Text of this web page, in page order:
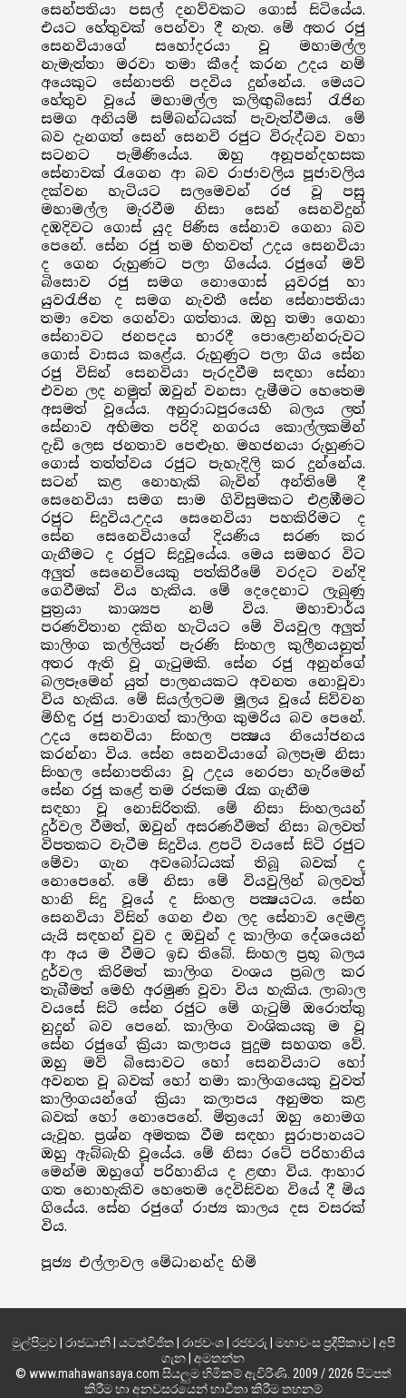
සෙන්පතියා පසල් දනව්වකට ගොස් සිටියේය.
එයට හේතුවක් පෙන්වා දී නැත. මේ අතර රජු
සෙනවියාගේ සහෝදරයා වූ මහාමල්ල
නැමැත්තා මරවා තමා කීදේ කරන උදය නම්
අයෙකුට සේනාපති පදවිය දුන්නේය. මෙයට
හේතුව වූයේ මහාමල්ල කලිඟුබිසෝ රැජින
සමග අනියම් සම්බන්ධයක් පැවැත්වීමය. මේ
බව දැනගත් සෙන් සෙනවි රජුට විරුද්ධව වහා
සටනට පැමිණියේය. ඔහු අනූපන්දහසක
සේනාවක් රැගෙන ආ බව රාජාවලිය පූජාවලිය
දක්වන හැටියට සලමෙවන් රජ වූ පසු
මහාමල්ල මැරවීම නිසා සෙන් සෙනවිදුන්
දඹදිවට ගොස් යුද පිණිස සේනාව ගෙනා බව
පෙනේ. සේන රජු තම හිතවත් උදය සෙනවියා
ද ගෙන රුහුණට පලා ගියේය. රජුගේ මව්
බිසොව රජු සමග නොගොස් යුවරජු හා
යුවරැජින ද සමග නැවතී සේන සේනාපතියා
තමා වෙත ගෙන්වා ගත්තාය. ඔහු තමා ගෙනා
සේනාවට ජනපදය භාරදී පොළොන්නරුවට
ගොස් වාසය කළේය. රුහුණුට පලා ගිය සේන
රජු විසින් සෙනවියා පැරදවීම සඳහා සේනා
එවන ලද නමුත් ඔවුන් වනසා දැමීමට හෙතෙම
අසමත් වූයේය. අනුරාධපුරයෙහි බලය ලත්
සේනාව අභිමත පරිදි නගරය කොල්ලකමින්
දැඩි ලෙස ජනතාව පෙළූහ. මහජනයා රුහුණට
ගොස් තත්ත්වය රජුට පැහැදිලි කර දුන්නේය.
සටන් කළ නොහැකි බැවින් අන්තිමේ දී
සෙනෙවියා සමග සාම ගිවිසුමකට එළඹීමට
රජුට සිදුවිය.උදය සෙනෙවියා පහකිරිමට ද
සේන සෙනෙවියාගේ දියණිය සරණ කර
ගැනීමට ද රජුට සිදුවූයේය. මෙය සමහර විට
අලුත් සෙනෙවියෙකු පත්කිරීමේ වරදට වන්දි
ගෙවීමක් විය හැකිය. මේ දෙදෙනාට ලැබුණු
පුත්‍රයා කාශ්‍යප නම් විය. මහාචාර්ය
පරණවිතාන දකින හැටියට මේ වියවුල අලුත්
කාලිංග කල්ලියත් පැරණි සිංහල කුලීනයනුත්
අතර ඇති වූ ගැටුමකි. සේන රජු අනුන්ගේ
බලපෑමෙන් යුත් පාලනයකට අවනත නොවූවා
විය හැකිය. මේ සියල්ලටම මූලය වූයේ සිව්වන
මිහිඳු රජු පාවාගත් කාලිංග කුමරිය බව පෙනේ.
උදය සෙනවියා සිංහල පක්‍ෂය නියෝජනය
කරන්නා විය. සේන සෙනවියාගේ බලපෑම නිසා
සිංහල සේනාපතියා වූ උදය නෙරපා හැරිමෙන්
සේන රජු කළේ තම රජකම රැක ගැනීම
සඳහා වූ නොසිරිතකි. මේ නිසා සිංහලයන්
දුර්වල වීමත්, ඔවුන් අසරණවීමත් නිසා බලවත්
විපතකට වැටීම සිදුවිය. ළපටි වයසේ සිටි රජුට
මේවා ගැන අවබෝධයක් තිබූ බවක් ද
නොපෙනේ. මේ නිසා මේ වියවුලින් බලවත්
හානි සිදු වූයේ ද සිංහල පක්‍ෂයටය. සේන
සෙනවියා විසින් ගෙන එන ලද සේනාව දෙමළ
යැයි සඳහන් වුව ද ඔවුන් ද කාලිංග දේශයෙන්
ආ අය ම වීමට ඉඩ තිබේ. සිංහල ප්‍රභූ බලය
දුර්වල කිරිමත් කාලිංග වංශය ප්‍රබල කර
තැබීමත් මෙහි අරමුණ වූවා විය හැකිය. ලාබාල
වයසේ සිටි සේන රජුට මේ ගැටුම් ඔරොත්තු
නුදුන් බව පෙනේ. කාලිංග වංශිකයකු ම වූ
සේන රජුගේ ක්‍රියා කලාපය පුදුම සහගත වේ.
ඔහු මව් බිසොවට හෝ සෙනවියාට හෝ
අවනත වූ බවක් හෝ තමා කාලිංගයෙකු වුවත්
කාලිංගයන්ගේ ක්‍රියා කලාපය අනුමත කළ
බවක් හෝ නොපෙනේ. මිත්‍රයෝ ඔහු නොමග
යැවූහ. ප්‍රශ්න අමතක වීම සඳහා සුරාපානයට
ඔහු ඇබ්බැහි වූයේය. මේ නිසා රටේ පරිහානිය
මෙන්ම ඔහුගේ පරිහානිය ද ළඟා විය. ආහාර
ගත නොහැකිව හෙතෙම දෙවිසිවන වියේ දී මිය
ගියේය. සේන රජුගේ රාජ්‍ය කාලය දස වසරක්
විය.
පූජ්‍ය එල්ලාවල මේධානන්ද හිමි
මුල්පිටුව| රාජධානි| යටත්විජිත| රාජවංශ| රජවරු මහාවංස ප්‍රදීපිකාව| අපි
ගැන අමතන්න
© www.mahawansaya.com සියලුම හිමිකම් ඇවිරිණි. 2009 / 2026 පිටපත්
කිරීම හා අනවසරයෙන් භාවිතා කිරීම තහනම්